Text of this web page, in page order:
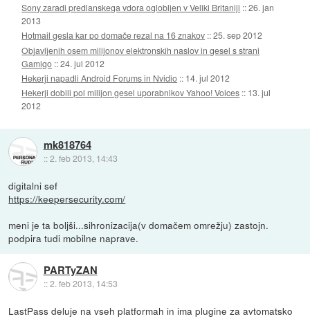
Sony zaradi predlanskega vdora oglobljen v Veliki Britaniji ::26. jan
2013
Hotmail gesla kar po domače rezal na 16 znakov ::25. sep 2012
Objavljenih osem milijonov elektronskih naslov in gesel s strani
Gamigo ::24. jul 2012
Hekerji napadli Android Forums in Nvidio :: 14. jul 2012
Hekerji dobili pol milijon gesel uporabnikov Yahoo! Voices :: 13. jul
2012
mk818764
::2. feb 2013, 14:43
digitalni sef
https://keepersecurity.com/
meni je ta boljši...sihronizacija(v domačem omrežju) zastojn.
podpira tudi mobilne naprave.
PARTyZAN
::2. feb 2013, 14:53
LastPass deluje na vseh platformah in ima plugine za avtomatsko